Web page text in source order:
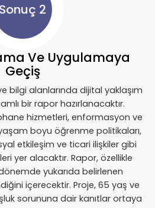
Sonuç 2
Ve Uygulamaya
Geçiş
bilgi alanlarında dijital yaklaşım
bir rapor hazırlanacaktır.
hizmetleri, enformasyon ve
boyu öğrenme politikaları,
etkileşim ve ticari ilişkiler gibi
yer alacaktır. Rapor, özellikle
yukarıda belirlenen
içerecektir. Proje, 65 yaş ve
sorununa dair kanıtlar ortaya